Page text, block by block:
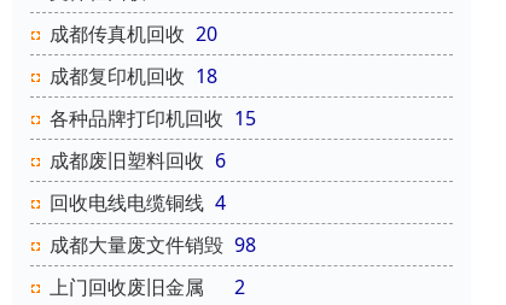
成都传真机回收 20
成都复印机回收 18
各种品牌打印机回收 15
成都废旧塑料回收 6
回收电线电缆铜线 4
成都大量废文件销毁 98
上门回收废旧金属
2